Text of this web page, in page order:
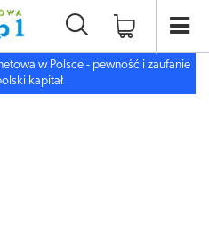
w Polsce - pewność i zaufanie
kapitał